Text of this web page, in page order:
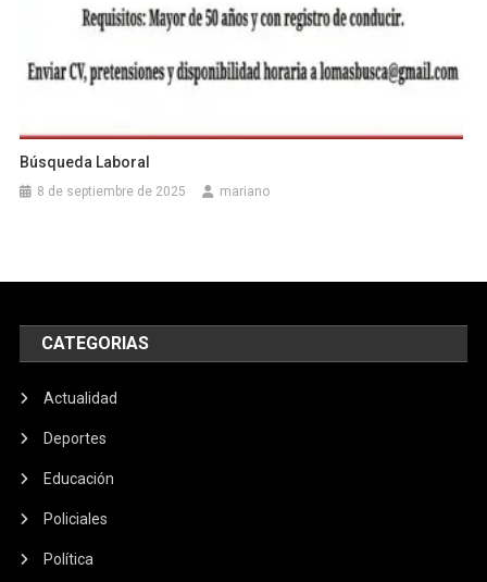
Búsqueda Laboral
8 de septiembre de 2025 mariano
CATEGORIAS
Actualidad
Deportes
Educación
Policiales
Política